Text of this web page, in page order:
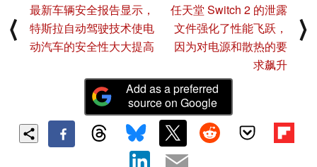
⟨
最新车辆安全报告显示，
特斯拉自动驾驶技术使电
动汽车的安全性大大提高
任天堂 Switch 2 的泄露
文件强化了性能飞跃，
因为对电源和散热的要
求飙升
⟩
Add as a preferred
source on Google